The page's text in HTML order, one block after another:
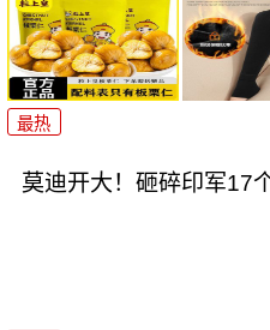
最热
莫迪开大！砸碎印军17